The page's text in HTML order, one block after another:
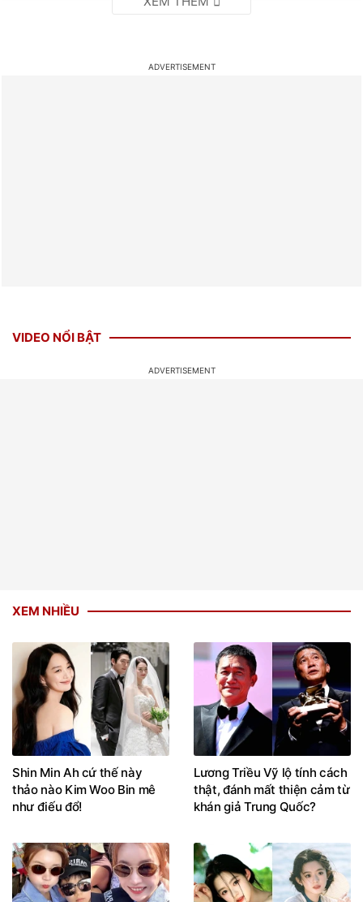
Shin Min Ah cứ thế này
thảo nào Kim Woo Bin mê
như điếu đổ!
Lương Triều Vỹ lộ tính cách
thật, đánh mất thiện cảm từ
khán giả Trung Quốc?